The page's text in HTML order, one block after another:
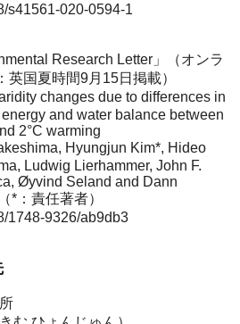
020-0594-1
Research Letter」（オンラ
英国夏時間9月15日掲載）
changes due to differences in
and water balance between
2°C warming
Hyungjun Kim*, Hideo
Ludwig Lierhammer, John F.
Øyvind Seland and Dann
*：責任著者）
9326/ab9db3